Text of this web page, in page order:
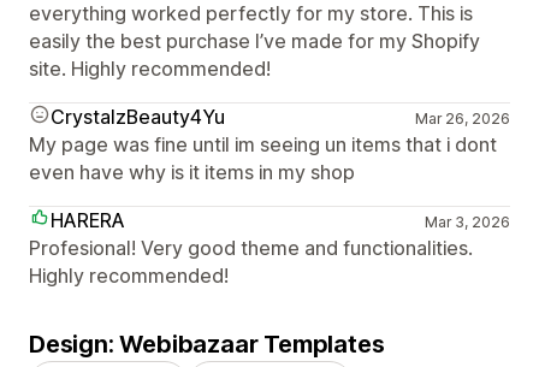
everything worked perfectly for my store. This is
easily the best purchase I’ve made for my Shopify
site. Highly recommended!
CrystalzBeauty4Yu
Mar 26, 2026
My page was fine until im seeing un items that i dont
even have why is it items in my shop
HARERA
Mar 3, 2026
Profesional! Very good theme and functionalities.
Highly recommended!
Design: Webibazaar Templates